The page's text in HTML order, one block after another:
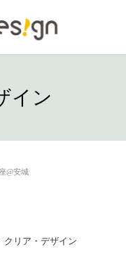
イン
@安城
クリア・デザイン